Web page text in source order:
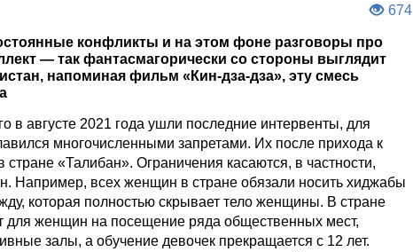
674
конфликты и на этом фоне разговоры про
— так фантасмагорически со стороны выглядит
напоминая фильм «Кин-дза-дза», эту смесь
в августе 2021 года ушли последние интервенты, для
многочисленными запретами. Их после прихода к
стране «Талибан». Ограничения касаются, в частности,
Например, всех женщин в стране обязали носить хиджабы
которая полностью скрывает тело женщины. В стране
для женщин на посещение ряда общественных мест,
залы, а обучение девочек прекращается с 12 лет.